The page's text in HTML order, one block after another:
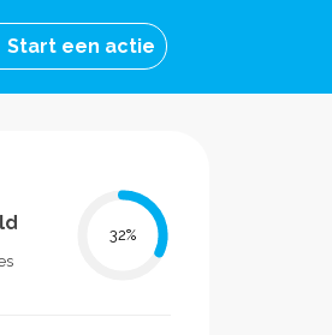
Start een actie
32%